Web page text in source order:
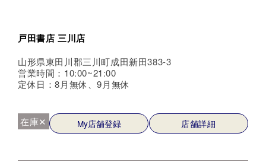
戸田書店 三川店
山形県東田川郡三川町成田新田383-3
営業時間：10:00~21:00
定休日：8月無休、9月無休
在庫✕ My店舗登録 店舗詳細